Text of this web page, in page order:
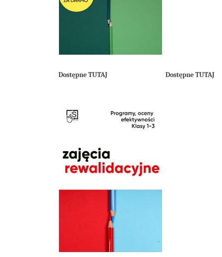
Dostępne TUTAJ Dostępne TUTAJ